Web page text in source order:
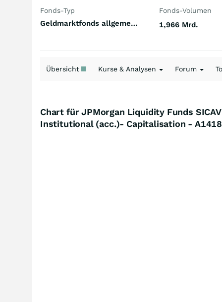
Fonds-Typ
Geldmarktfonds allgemein Welt Britisches Pfund Sterling
Fonds-Volumen
1,966 Mrd.
Übersicht Kurse & Analysen Forum
Chart für JPMorgan Liquidity Funds
Institutional (acc.)- Capitalisation -